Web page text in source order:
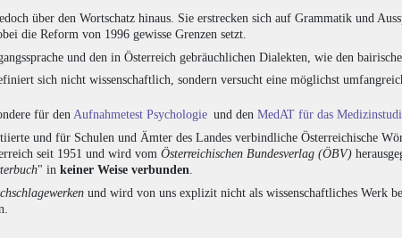
über den Wortschatz hinaus. Sie erstrecken sich auf Grammatik und
die Reform von 1996 gewisse Grenzen setzt.
und den in Österreich gebräuchlichen Dialekten, wie den
sich nicht wissenschaftlich, sondern versucht eine möglichst
für den Aufnahmetest Psychologie und den MedAT für das
und für Schulen und Ämter des Landes verbindliche Österreichische
seit 1951 und wird vom Österreichischen Bundesverlag (ÖBV)
" in keiner Weise verbunden.
und wird von uns explizit nicht als wissenschaftliches Werk